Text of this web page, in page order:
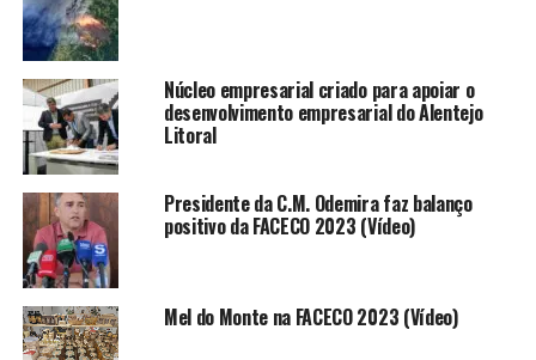
Núcleo empresarial criado para apoiar o
desenvolvimento empresarial do Alentejo
Litoral
Presidente da C.M. Odemira faz balanço
positivo da FACECO 2023 (Vídeo)
Mel do Monte na FACECO 2023 (Vídeo)